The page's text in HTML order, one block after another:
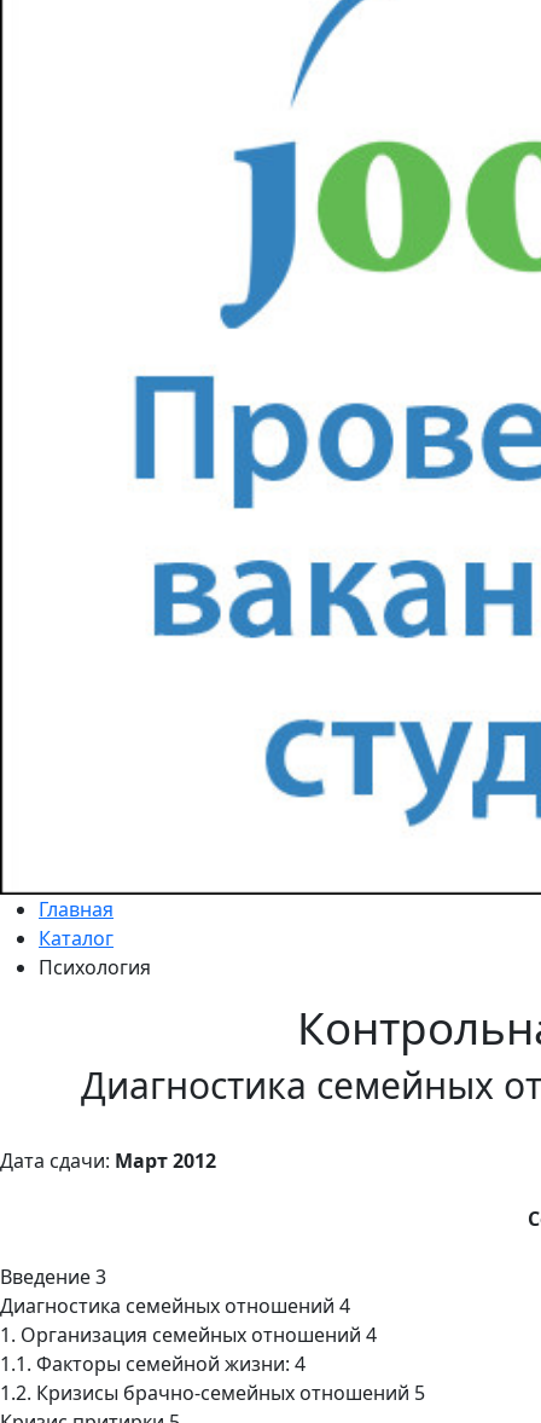
Главная
Каталог
Психология
Диагностика семейных
Дата сдачи: Март 2012
Введение 3
Диагностика семейных отношений 4
1. Организация семейных отношений 4
1.1. Факторы семейной жизни: 4
1.2. Кризисы брачно-семейных отношений 5